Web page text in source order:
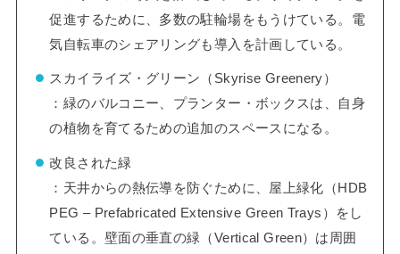
促進するために、多数の駐輪場をもうけている。電
気自転車のシェアリングも導入を計画している。
スカイライズ・グリーン（Skyrise Greenery）
：緑のバルコニー、プランター・ボックスは、自身
の植物を育てるための追加のスペースになる。
改良された緑
：天井からの熱伝導を防ぐために、屋上緑化（HDB
PEG – Prefabricated Extensive Green Trays）をし
ている。壁面の垂直の緑（Vertical Green）は周囲